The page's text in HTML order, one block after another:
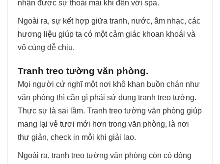
nhận được sự thoải mái khi đến với spa.
Ngoài ra, sự kết hợp giữa tranh, nước, âm nhạc, các
hương liệu giúp ta có một cảm giác khoan khoái và
vô cùng dễ chịu.
Tranh treo tường văn phòng.
Mọi người cứ nghĩ một nơi khô khan buồn chán như
văn phòng thì cần gì phải sử dụng tranh treo tường.
Thực sự là sai lầm. Tranh treo tường văn phòng giúp
mang lại vẻ tươi mới hơn trong văn phòng, là nơi
thư giản, check in mỗi khi giải lao.
Ngoài ra, tranh treo tường văn phòng còn có dòng